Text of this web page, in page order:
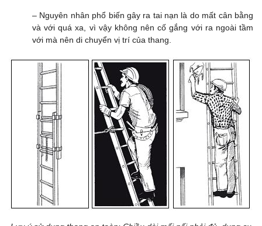
– Nguyên nhân phổ biến gây ra tai nạn là do mất cân bằng
và với quá xa, vì vậy không nên cố gắng với ra ngoài tầm
với mà nên di chuyển vị trí của thang.